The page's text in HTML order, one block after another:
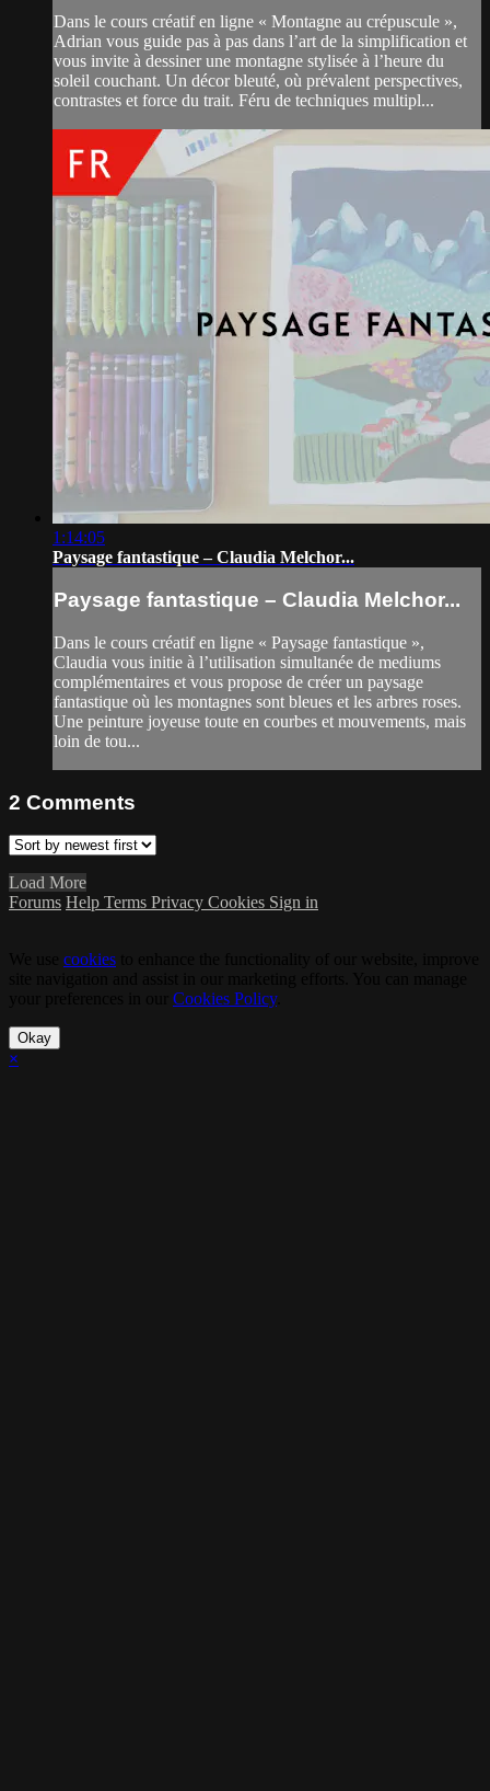
Dans le cours créatif en ligne « Montagne au crépuscule »,
Adrian vous guide pas à pas dans l’art de la simplification et
vous invite à dessiner une montagne stylisée à l’heure du
soleil couchant. Un décor bleuté, où prévalent perspectives,
contrastes et force du trait. Féru de techniques multipl...
1:14:05
Paysage fantastique – Claudia Melchor...
Paysage fantastique – Claudia Melchor...
Dans le cours créatif en ligne « Paysage fantastique »,
Claudia vous initie à l’utilisation simultanée de mediums
complémentaires et vous propose de créer un paysage
fantastique où les montagnes sont bleues et les arbres roses.
Une peinture joyeuse toute en courbes et mouvements, mais
loin de tou...
2 Comments
Load More
Forums Help Terms Privacy Cookies Sign in
cookies
Cookies Policy.
Okay
×